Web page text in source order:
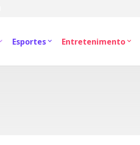
Esportes Entretenimento